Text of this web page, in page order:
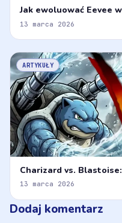
Jak ewoluować Eevee
13 marca 2026
ARTYKUŁY
Charizard vs.
13 marca 2026
Dodaj komentarz